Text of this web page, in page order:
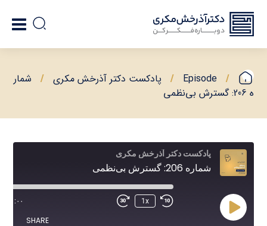
Episode پادکست دکتر آذرخش مکری
شمار
ه 206: گسترش بی‌نظمی
پادکست دکتر آذرخش مکری
شماره 206: گسترش بی‌نظمی
1x ۰۰:۰۰
SHARE